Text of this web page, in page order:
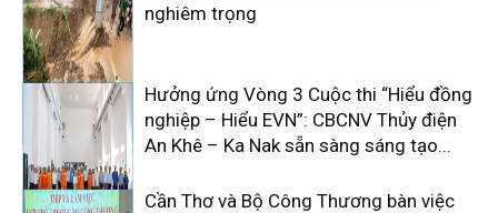
nghiêm trọng
Hưởng ứng Vòng 3 Cuộc thi “Hiểu đồng
nghiệp – Hiểu EVN”: CBCNV Thủy điện
An Khê – Ka Nak sẵn sàng sáng tạo...
Cần Thơ và Bộ Công Thương bàn việc